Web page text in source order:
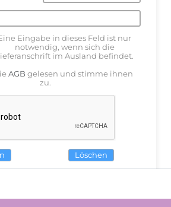
Eingabe in dieses Feld ist nur
notwendig, wenn sich die
im Ausland befindet.
AGB gelesen und stimme ihnen
zu.
Löschen